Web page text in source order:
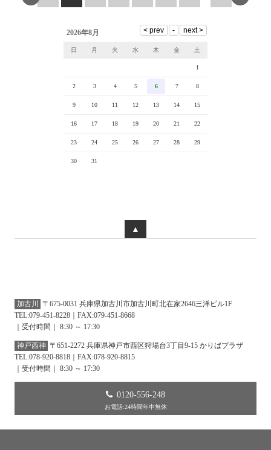
2026年8月
日 月 火 水 木 金 土
1
2 3 4 5 6 7 8
9 10 11 12 13 14 15
16 17 18 19 20 21 22
23 24 25 26 27 28 29
30 31
▲
加古川
〒675-0031 兵庫県加古川市加古川町北在家2646三洋ビル1F
TEL:079-451-8228｜FAX:079-451-8668
｜受付時間｜ 8:30 ～ 17:30
神戸西神 〒651-2272 兵庫県神戸市西区狩場台3丁目9-15 かりばプラザ
TEL:078-920-8818｜FAX:078-920-8815
｜受付時間｜ 8:30 ～ 17:30
0120-556-248
お電話:24時間年中無休